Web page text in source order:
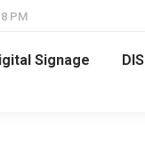
PM
Signage